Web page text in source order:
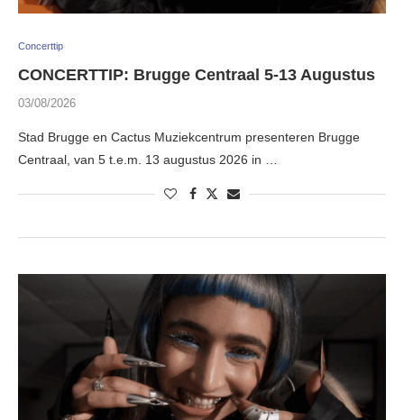
Concerttip
CONCERTTIP: Brugge Centraal 5-13 Augustus
03/08/2026
Stad Brugge en Cactus Muziekcentrum presenteren Brugge
Centraal, van 5 t.e.m. 13 augustus 2026 in …